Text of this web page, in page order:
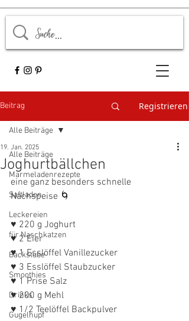
Beitrag Registrieren
Alle Beiträge
Marmeladenrezepte
Saftladen
Leckereien
für Naschkatzen
Backstube
Smoothies
Drinks
Gugelhupf
Alle Beiträge
Joghurtbällchen
19. Jan. 2025
eine ganz besonders schnelle
Nachspeise 🌀
♥ 220 g Joghurt
♥ 2 Eier
♥ 1 Esslöffel Vanillezucker
♥ 3 Esslöffel Staubzucker
♥ 1 Prise Salz
♥ 200 g Mehl
♥ 1/2 Teelöffel Backpulver